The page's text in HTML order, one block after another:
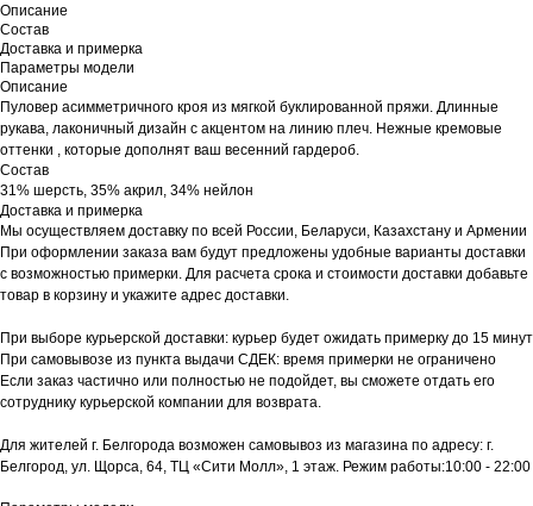
Описание
Состав
Доставка и примерка
Параметры модели
Описание
Пуловер асимметричного кроя из мягкой буклированной пряжи. Длинные
рукава, лаконичный дизайн с акцентом на линию плеч. Нежные кремовые
оттенки , которые дополнят ваш весенний гардероб.
Состав
31% шерсть, 35% акрил, 34% нейлон
Доставка и примерка
Мы осуществляем доставку по всей России, Беларуси, Казахстану и Армении
При оформлении заказа вам будут предложены удобные варианты доставки
с возможностью примерки. Для расчета срока и стоимости доставки добавьте
товар в корзину и укажите адрес доставки.
При выборе курьерской доставки: курьер будет ожидать примерку до 15 минут
При самовывозе из пункта выдачи СДЕК: время примерки не ограничено
Если заказ частично или полностью не подойдет, вы сможете отдать его
сотруднику курьерской компании для возврата.
Для жителей г. Белгорода возможен самовывоз из магазина по адресу: г.
Белгород, ул. Щорса, 64, ТЦ «Сити Молл», 1 этаж. Режим работы:10:00 - 22:00